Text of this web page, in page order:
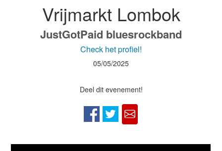
Vrijmarkt Lombok
JustGotPaid bluesrockband
Check het profiel!
05/05/2025
Deel dit evenement!